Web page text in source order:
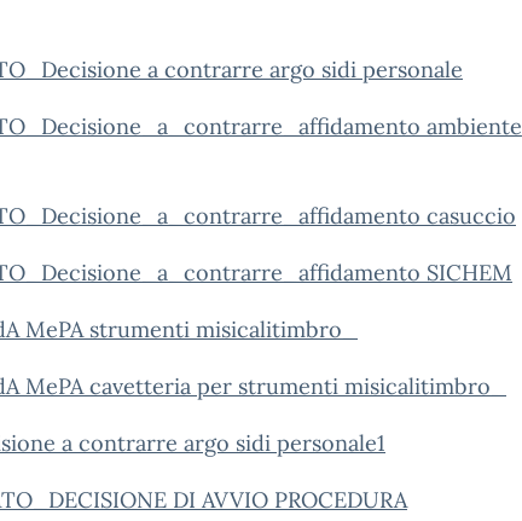
a contrarre argo sidi personale
ambiente
casuccio
SICHEM
MePA strumenti misicalitimbro_
MePA cavetteria per strumenti misicalitimbro_
a contrarre argo sidi personale1
DI AVVIO PROCEDURA